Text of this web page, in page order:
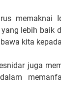
memaknai
lebih baik
kita
juga